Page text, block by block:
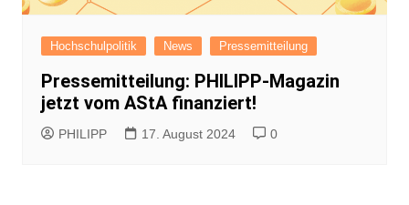
Hochschulpolitik News Pressemitteilung
Pressemitteilung: PHILIPP-Magazin
jetzt vom AStA finanziert!
PHILIPP 17. August 2024 0